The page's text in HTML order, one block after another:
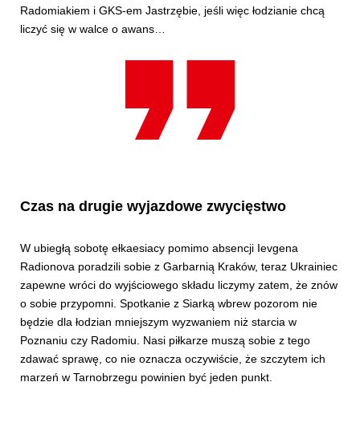
Radomiakiem i GKS-em Jastrzębie, jeśli więc łodzianie chcą
liczyć się w walce o awans…
Czas na drugie wyjazdowe zwycięstwo
W ubiegłą sobotę ełkaesiacy pomimo absencji Ievgena
Radionova poradzili sobie z Garbarnią Kraków, teraz Ukrainiec
zapewne wróci do wyjściowego składu liczymy zatem, że znów
o sobie przypomni. Spotkanie z Siarką wbrew pozorom nie
będzie dla łodzian mniejszym wyzwaniem niż starcia w
Poznaniu czy Radomiu. Nasi piłkarze muszą sobie z tego
zdawać sprawę, co nie oznacza oczywiście, że szczytem ich
marzeń w Tarnobrzegu powinien być jeden punkt.